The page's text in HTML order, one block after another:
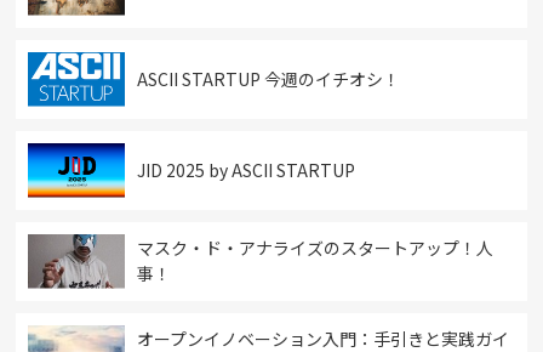
ASCII STARTUP 今週のイチオシ！
JID 2025 by ASCII STARTUP
マスク・ド・アナライズのスタートアップ！人
事！
オープンイノベーション入門：手引きと実践ガイ